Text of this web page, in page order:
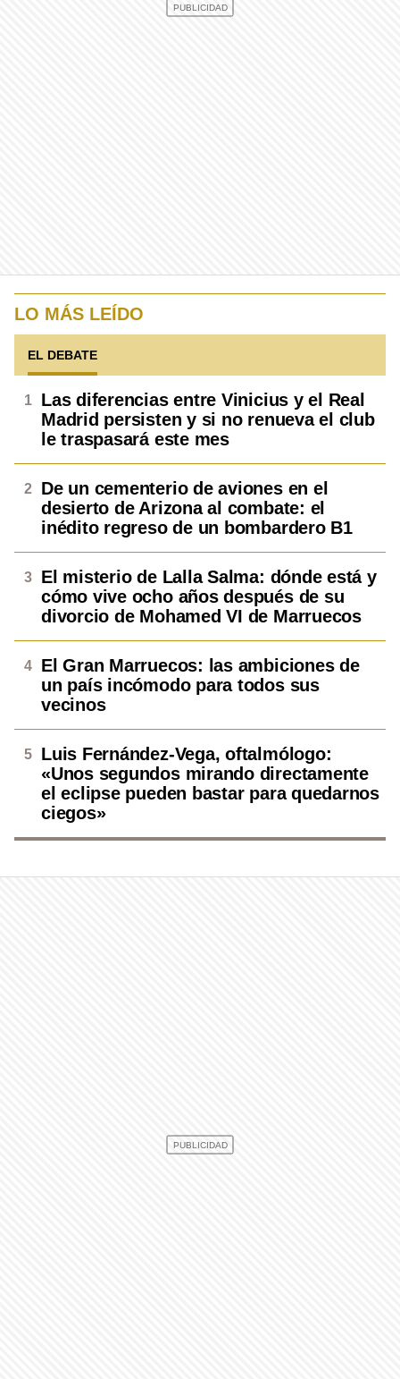
LO MÁS LEÍDO
EL DEBATE
Las diferencias entre Vinicius y el Real
Madrid persisten y si no renueva el club
le traspasará este mes
De un cementerio de aviones en el
desierto de Arizona al combate: el
inédito regreso de un bombardero B1
El misterio de Lalla Salma: dónde está y
cómo vive ocho años después de su
divorcio de Mohamed VI de Marruecos
El Gran Marruecos: las ambiciones de
un país incómodo para todos sus
vecinos
Luis Fernández-Vega, oftalmólogo:
«Unos segundos mirando directamente
el eclipse pueden bastar para quedarnos
ciegos»